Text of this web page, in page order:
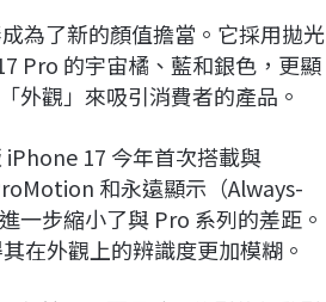
為了新的顏值擔當。它採用拋光
Pro 的宇宙橘、藍和銀色，更顯
外觀」來吸引消費者的產品。
17 今年首次搭載與
和永遠顯示（Always-
一步縮小了與 Pro 系列的差距。
在外觀上的辨識度更加模糊。